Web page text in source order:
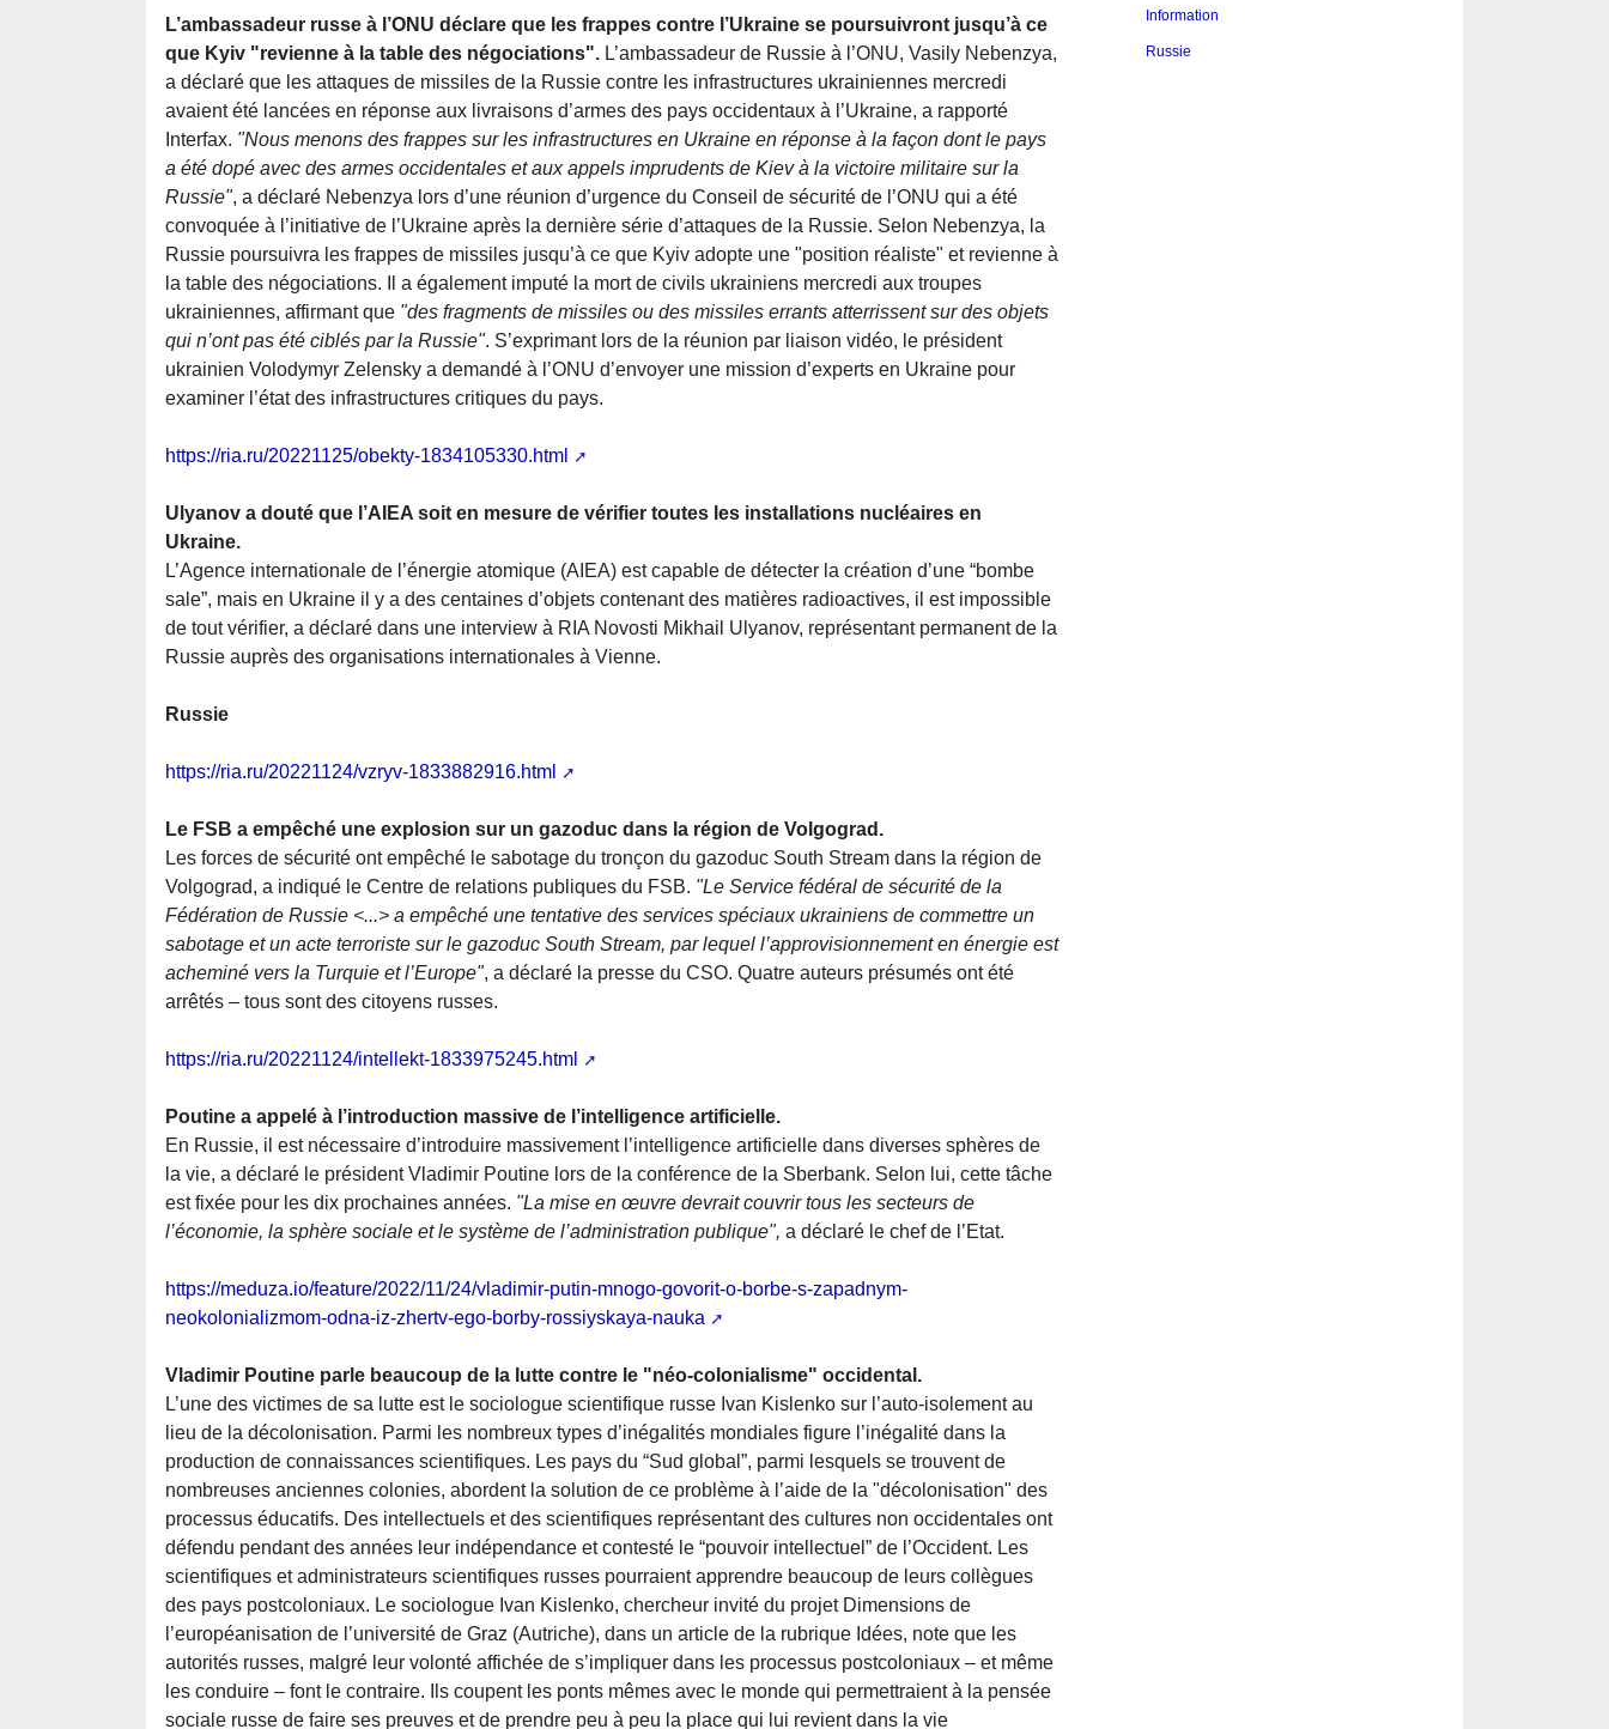
L’ambassadeur russe à l’ONU déclare que les frappes contre l’Ukraine se poursuivront jusqu’à ce
que Kyiv "revienne à la table des négociations". L’ambassadeur de Russie à l’ONU, Vasily Nebenzya,
a déclaré que les attaques de missiles de la Russie contre les infrastructures ukrainiennes mercredi
avaient été lancées en réponse aux livraisons d’armes des pays occidentaux à l’Ukraine, a rapporté
Interfax. "Nous menons des frappes sur les infrastructures en Ukraine en réponse à la façon dont le pays
a été dopé avec des armes occidentales et aux appels imprudents de Kiev à la victoire militaire sur la
Russie", a déclaré Nebenzya lors d’une réunion d’urgence du Conseil de sécurité de l’ONU qui a été
convoquée à l’initiative de l’Ukraine après la dernière série d’attaques de la Russie. Selon Nebenzya, la
Russie poursuivra les frappes de missiles jusqu’à ce que Kyiv adopte une "position réaliste" et revienne à
la table des négociations. Il a également imputé la mort de civils ukrainiens mercredi aux troupes
ukrainiennes, affirmant que "des fragments de missiles ou des missiles errants atterrissent sur des objets
qui n’ont pas été ciblés par la Russie". S’exprimant lors de la réunion par liaison vidéo, le président
ukrainien Volodymyr Zelensky a demandé à l’ONU d’envoyer une mission d’experts en Ukraine pour
examiner l’état des infrastructures critiques du pays.
https://ria.ru/20221125/obekty-1834105330.html
Ulyanov a douté que l’AIEA soit en mesure de vérifier toutes les installations nucléaires en
Ukraine.
L’Agence internationale de l’énergie atomique (AIEA) est capable de détecter la création d’une “bombe
sale”, mais en Ukraine il y a des centaines d’objets contenant des matières radioactives, il est impossible
de tout vérifier, a déclaré dans une interview à RIA Novosti Mikhail Ulyanov, représentant permanent de la
Russie auprès des organisations internationales à Vienne.
Russie
https://ria.ru/20221124/vzryv-1833882916.html
Le FSB a empêché une explosion sur un gazoduc dans la région de Volgograd.
Les forces de sécurité ont empêché le sabotage du tronçon du gazoduc South Stream dans la région de
Volgograd, a indiqué le Centre de relations publiques du FSB. "Le Service fédéral de sécurité de la
Fédération de Russie <...> a empêché une tentative des services spéciaux ukrainiens de commettre un
sabotage et un acte terroriste sur le gazoduc South Stream, par lequel l’approvisionnement en énergie est
acheminé vers la Turquie et l’Europe", a déclaré la presse du CSO. Quatre auteurs présumés ont été
arrêtés – tous sont des citoyens russes.
https://ria.ru/20221124/intellekt-1833975245.html
Poutine a appelé à l’introduction massive de l’intelligence artificielle.
En Russie, il est nécessaire d’introduire massivement l’intelligence artificielle dans diverses sphères de
la vie, a déclaré le président Vladimir Poutine lors de la conférence de la Sberbank. Selon lui, cette tâche
est fixée pour les dix prochaines années. "La mise en œuvre devrait couvrir tous les secteurs de
l’économie, la sphère sociale et le système de l’administration publique", a déclaré le chef de l’Etat.
https://meduza.io/feature/2022/11/24/vladimir-putin-mnogo-govorit-o-borbe-s-zapadnym-
neokolonializmom-odna-iz-zhertv-ego-borby-rossiyskaya-nauka
Vladimir Poutine parle beaucoup de la lutte contre le "néo-colonialisme" occidental.
L’une des victimes de sa lutte est le sociologue scientifique russe Ivan Kislenko sur l’auto-isolement au
lieu de la décolonisation. Parmi les nombreux types d’inégalités mondiales figure l’inégalité dans la
production de connaissances scientifiques. Les pays du “Sud global”, parmi lesquels se trouvent de
nombreuses anciennes colonies, abordent la solution de ce problème à l’aide de la "décolonisation" des
processus éducatifs. Des intellectuels et des scientifiques représentant des cultures non occidentales ont
défendu pendant des années leur indépendance et contesté le “pouvoir intellectuel” de l’Occident. Les
scientifiques et administrateurs scientifiques russes pourraient apprendre beaucoup de leurs collègues
des pays postcoloniaux. Le sociologue Ivan Kislenko, chercheur invité du projet Dimensions de
l’européanisation de l’université de Graz (Autriche), dans un article de la rubrique Idées, note que les
autorités russes, malgré leur volonté affichée de s’impliquer dans les processus postcoloniaux – et même
les conduire – font le contraire. Ils coupent les ponts mêmes avec le monde qui permettraient à la pensée
sociale russe de faire ses preuves et de prendre peu à peu la place qui lui revient dans la vie
Information
Russie